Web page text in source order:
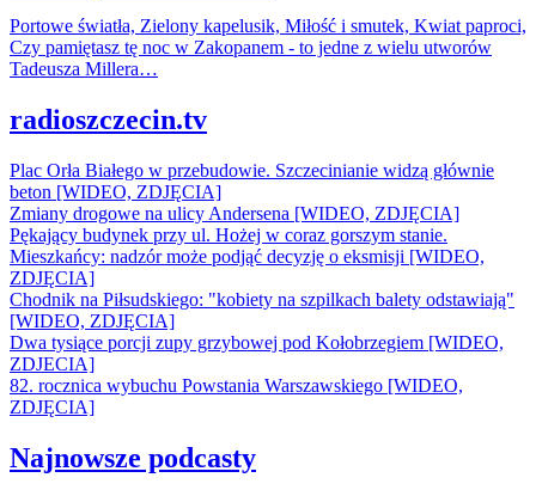
Portowe światła, Zielony kapelusik, Miłość i smutek, Kwiat paproci,
Czy pamiętasz tę noc w Zakopanem - to jedne z wielu utworów
Tadeusza Millera…
radioszczecin.tv
Plac Orła Białego w przebudowie. Szczecinianie widzą głównie
beton [WIDEO, ZDJĘCIA]
Zmiany drogowe na ulicy Andersena [WIDEO, ZDJĘCIA]
Pękający budynek przy ul. Hożej w coraz gorszym stanie.
Mieszkańcy: nadzór może podjąć decyzję o eksmisji [WIDEO,
ZDJĘCIA]
Chodnik na Piłsudskiego: "kobiety na szpilkach balety odstawiają"
[WIDEO, ZDJĘCIA]
Dwa tysiące porcji zupy grzybowej pod Kołobrzegiem [WIDEO,
ZDJECIA]
82. rocznica wybuchu Powstania Warszawskiego [WIDEO,
ZDJĘCIA]
Najnowsze podcasty